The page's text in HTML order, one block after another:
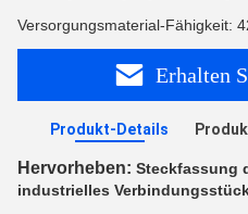
Versorgungsmaterial-Fähigkeit:
Erhalten
Produkt-Details
Hervorheben: Steckfassung
industrielles